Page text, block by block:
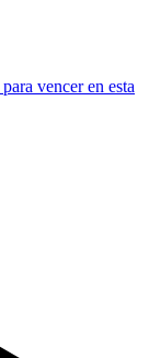
vencer en esta